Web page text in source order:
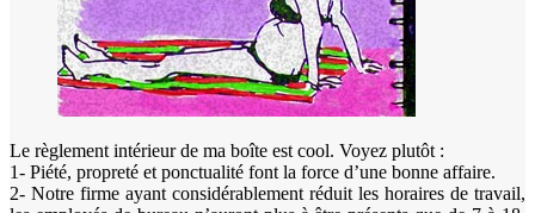
Le règlement intérieur de ma boîte est cool. Voyez plutôt :
1- Piété, propreté et ponctualité font la force d’une bonne affaire.
2- Notre firme ayant considérablement réduit les horaires de travail,